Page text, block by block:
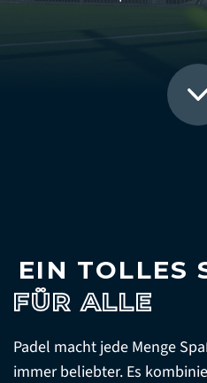
EIN TOLLES
FÜR ALLE
Padel macht jede Menge
immer beliebter. Es